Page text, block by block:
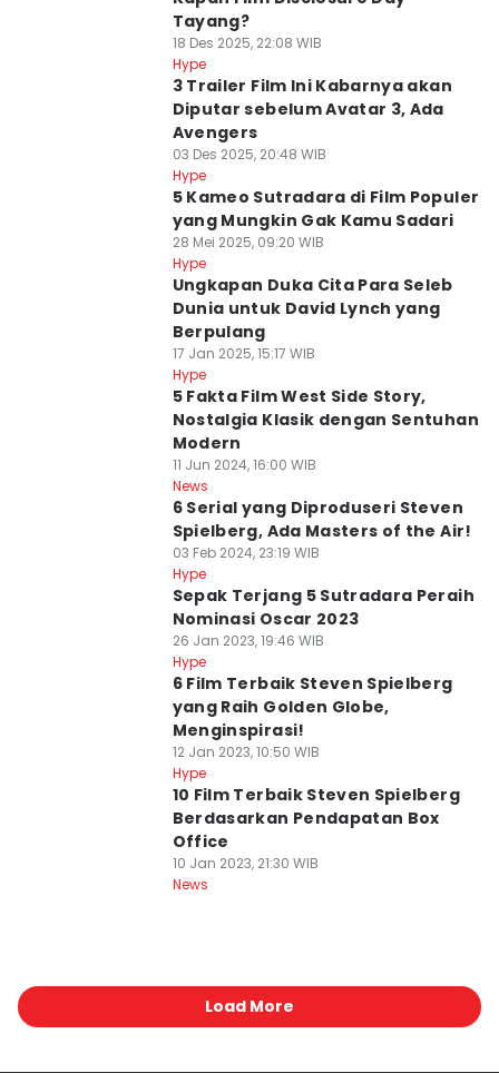
Tayang?
18 Des 2025, 22:08 WIB
Hype
3 Trailer Film Ini Kabarnya akan
Diputar sebelum Avatar 3, Ada
Avengers
03 Des 2025, 20:48 WIB
Hype
5 Kameo Sutradara di Film Populer
yang Mungkin Gak Kamu Sadari
28 Mei 2025, 09:20 WIB
Hype
Ungkapan Duka Cita Para Seleb
Dunia untuk David Lynch yang
Berpulang
17 Jan 2025, 15:17 WIB
Hype
5 Fakta Film West Side Story,
Nostalgia Klasik dengan Sentuhan
Modern
11 Jun 2024, 16:00 WIB
News
6 Serial yang Diproduseri Steven
Spielberg, Ada Masters of the Air!
03 Feb 2024, 23:19 WIB
Hype
Sepak Terjang 5 Sutradara Peraih
Nominasi Oscar 2023
26 Jan 2023, 19:46 WIB
Hype
6 Film Terbaik Steven Spielberg
yang Raih Golden Globe,
Menginspirasi!
12 Jan 2023, 10:50 WIB
Hype
10 Film Terbaik Steven Spielberg
Berdasarkan Pendapatan Box
Office
10 Jan 2023, 21:30 WIB
News
Load More